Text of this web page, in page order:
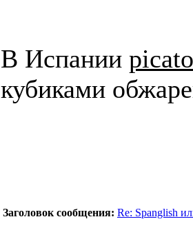
В Испании
кубиками
Заголовок сообщения: Re: Spanglish